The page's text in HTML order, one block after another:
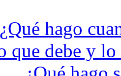
¿Qué hago
que debe y lo